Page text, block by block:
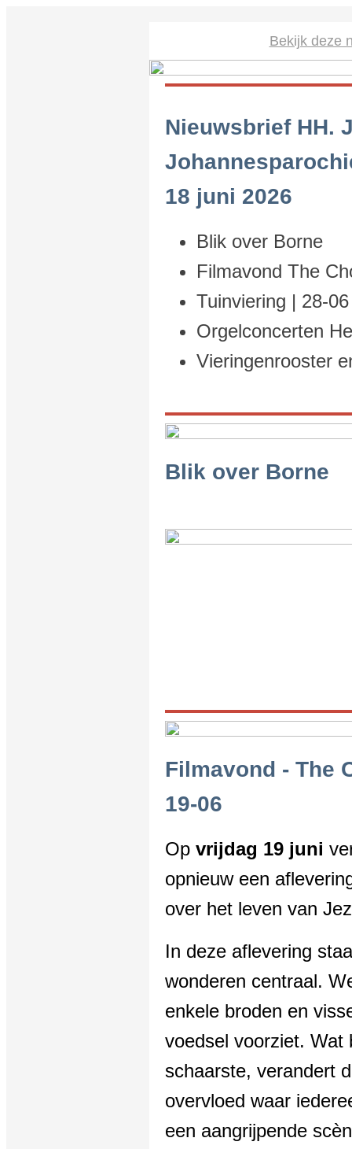
Bekijk deze
Nieuwsbrief HH.
18 juni 2026
Blik over Borne
Filmavond The
Tuinviering | 28-06
Orgelconcerten
Vieringenrooster
Blik over Borne
Filmavond - The
19-06
Op vrijdag 19 juni
opnieuw een
over het leven van
In deze aflevering
wonderen centraal.
enkele broden en
voedsel voorziet. Wat
schaarste, verandert
overvloed waar
een aangrijpende